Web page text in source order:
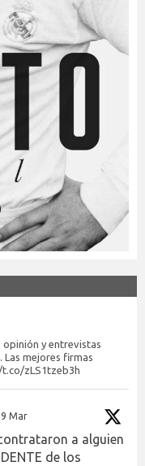
y entrevistas
Las mejores firmas
zLS1tzeb3h
Mar
a alguien
de los